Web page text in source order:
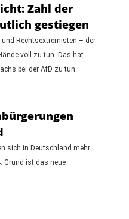
Zahl der
gestiegen
und Rechtsextremisten – der
voll zu tun. Das hat
bei der AfD zu tun.
sich in Deutschland mehr
Grund ist das neue